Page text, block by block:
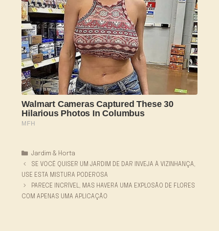
Categorias
Jardim & Horta
SE VOCÊ QUISER UM JARDIM DE DAR INVEJA À VIZINHANÇA,
USE ESTA MISTURA PODEROSA
PARECE INCRÍVEL, MAS HAVERÁ UMA EXPLOSÃO DE FLORES
COM APENAS UMA APLICAÇÃO